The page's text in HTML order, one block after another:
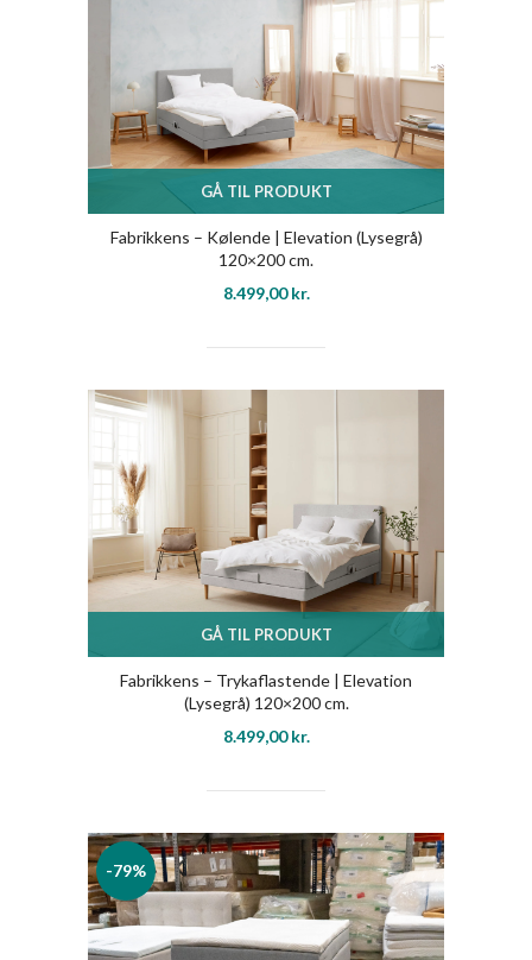
GÅ TIL PRODUKT
Fabrikkens – Kølende | Elevation (Lysegrå)
120×200 cm.
8.499,00kr.
GÅ TIL PRODUKT
Fabrikkens – Trykaflastende | Elevation
(Lysegrå) 120×200 cm.
8.499,00kr.
-79%